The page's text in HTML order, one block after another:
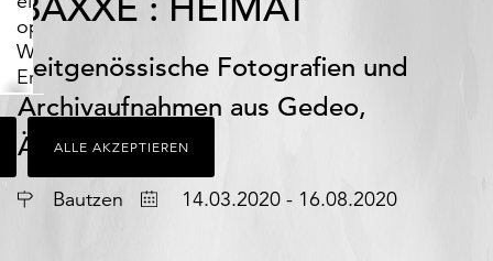
optimales
Webseiten-
Erlebnis
zu
bieten.
Dazu
zählen
Cookies,
ALLE AKZEPTIEREN
Zeitgenössische Fotografien und
Archivaufnahmen aus Gedeo,
Äthiopien
Ort Bautzen Datum14.03.2020 - 16.08.2020